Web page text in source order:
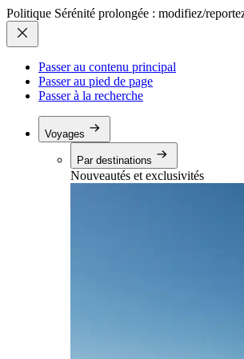
Politique Sérénité prolongée : modifiez/
Passer au contenu principal
Passer au pied de page
Passer à la recherche
Voyages
Par destinations
Nouveautés et exclusivités